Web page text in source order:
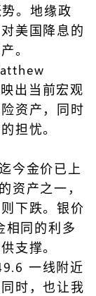
。地缘政
美国降息的
。
出当前宏观
资产，同时
担忧。
今金价已上
产之一，
下跌。银价
相同的利多
支撑。
一线附近
时，也让我